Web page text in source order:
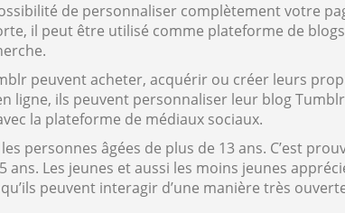
de personnaliser complètement votre
il peut être utilisé comme plateforme de
peuvent acheter, acquérir ou créer leurs
ligne, ils peuvent personnaliser leur blog
la plateforme de médiaux sociaux.
personnes âgées de plus de 13 ans. C’est
Les jeunes et aussi les moins jeunes
peuvent interagir d’une manière très